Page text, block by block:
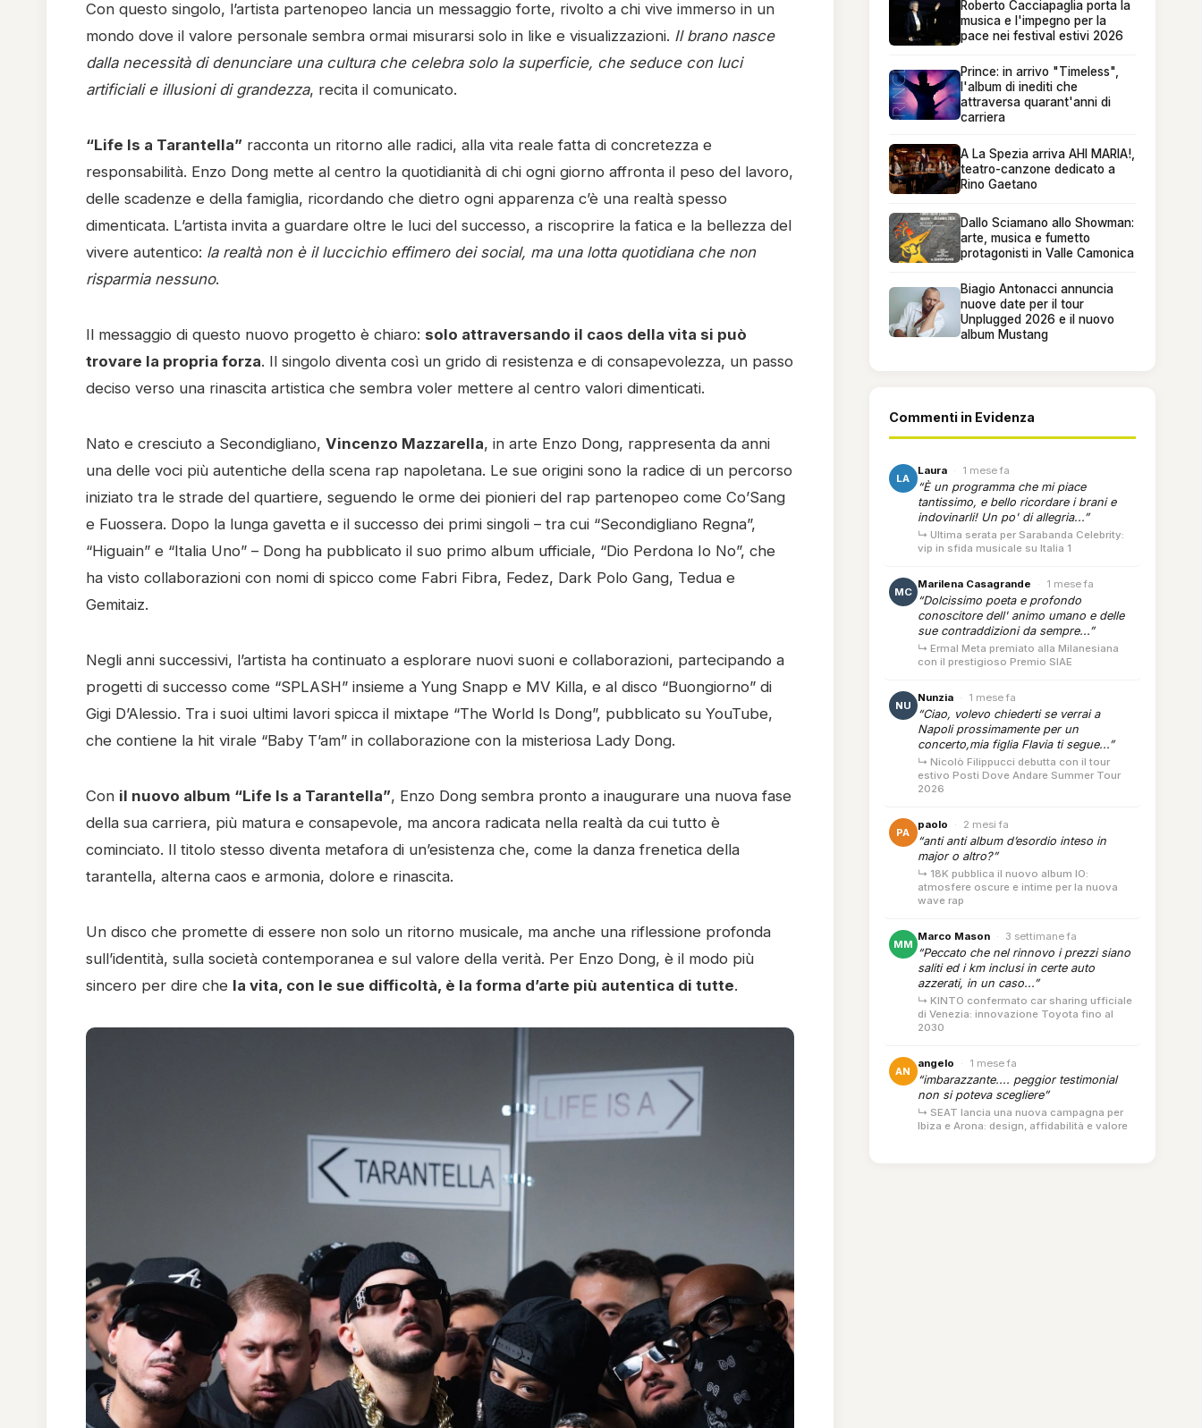
Con questo singolo, l’artista partenopeo lancia un messaggio forte, rivolto a chi vive immerso in un
mondo dove il valore personale sembra ormai misurarsi solo in like e visualizzazioni. Il brano nasce
dalla necessità di denunciare una cultura che celebra solo la superficie, che seduce con luci
artificiali e illusioni di grandezza, recita il comunicato.
“Life Is a Tarantella” racconta un ritorno alle radici, alla vita reale fatta di concretezza e
responsabilità. Enzo Dong mette al centro la quotidianità di chi ogni giorno affronta il peso del lavoro,
delle scadenze e della famiglia, ricordando che dietro ogni apparenza c’è una realtà spesso
dimenticata. L’artista invita a guardare oltre le luci del successo, a riscoprire la fatica e la bellezza del
vivere autentico: la realtà non è il luccichio effimero dei social, ma una lotta quotidiana che non
risparmia nessuno.
Il messaggio di questo nuovo progetto è chiaro: solo attraversando il caos della vita si può
trovare la propria forza. Il singolo diventa così un grido di resistenza e di consapevolezza, un passo
deciso verso una rinascita artistica che sembra voler mettere al centro valori dimenticati.
Nato e cresciuto a Secondigliano, Vincenzo Mazzarella, in arte Enzo Dong, rappresenta da anni
una delle voci più autentiche della scena rap napoletana. Le sue origini sono la radice di un percorso
iniziato tra le strade del quartiere, seguendo le orme dei pionieri del rap partenopeo come Co’Sang
e Fuossera. Dopo la lunga gavetta e il successo dei primi singoli – tra cui “Secondigliano Regna”,
“Higuain” e “Italia Uno” – Dong ha pubblicato il suo primo album ufficiale, “Dio Perdona Io No”, che
ha visto collaborazioni con nomi di spicco come Fabri Fibra, Fedez, Dark Polo Gang, Tedua e
Gemitaiz.
Negli anni successivi, l’artista ha continuato a esplorare nuovi suoni e collaborazioni, partecipando a
progetti di successo come “SPLASH” insieme a Yung Snapp e MV Killa, e al disco “Buongiorno” di
Gigi D’Alessio. Tra i suoi ultimi lavori spicca il mixtape “The World Is Dong”, pubblicato su YouTube,
che contiene la hit virale “Baby T’am” in collaborazione con la misteriosa Lady Dong.
Con il nuovo album “Life Is a Tarantella”, Enzo Dong sembra pronto a inaugurare una nuova fase
della sua carriera, più matura e consapevole, ma ancora radicata nella realtà da cui tutto è
cominciato. Il titolo stesso diventa metafora di un’esistenza che, come la danza frenetica della
tarantella, alterna caos e armonia, dolore e rinascita.
Un disco che promette di essere non solo un ritorno musicale, ma anche una riflessione profonda
sull’identità, sulla società contemporanea e sul valore della verità. Per Enzo Dong, è il modo più
sincero per dire che la vita, con le sue difficoltà, è la forma d’arte più autentica di tutte.
Roberto Cacciapaglia porta la
musica e l'impegno per la
pace nei festival estivi 2026
Prince: in arrivo "Timeless",
l'album di inediti che
attraversa quarant'anni di
carriera
A La Spezia arriva AHI MARIA!,
teatro-canzone dedicato a
Rino Gaetano
Dallo Sciamano allo Showman:
arte, musica e fumetto
protagonisti in Valle Camonica
Biagio Antonacci annuncia
nuove date per il tour
Unplugged 2026 e il nuovo
album Mustang
Commenti in Evidenza
LA
Laura · 1 mese fa
“È un programma che mi piace
tantissimo, e bello ricordare i brani e
indovinarli! Un po' di allegria...”
↳ Ultima serata per Sarabanda Celebrity:
vip in sfida musicale su Italia 1
MC
Marilena Casagrande · 1 mese fa
“Dolcissimo poeta e profondo
conoscitore dell' animo umano e delle
sue contraddizioni da sempre...”
↳ Ermal Meta premiato alla Milanesiana
con il prestigioso Premio SIAE
NU
Nunzia · 1 mese fa
“Ciao, volevo chiederti se verrai a
Napoli prossimamente per un
concerto,mia figlia Flavia ti segue...”
↳ Nicolò Filippucci debutta con il tour
estivo Posti Dove Andare Summer Tour
2026
PA
paolo · 2 mesi fa
“anti anti album d’esordio inteso in
major o altro?”
↳ 18K pubblica il nuovo album IO:
atmosfere oscure e intime per la nuova
wave rap
MM
Marco Mason · 3 settimane fa
“Peccato che nel rinnovo i prezzi siano
saliti ed i km inclusi in certe auto
azzerati, in un caso...”
↳ KINTO confermato car sharing ufficiale
di Venezia: innovazione Toyota fino al
2030
AN
angelo · 1 mese fa
“imbarazzante.... peggior testimonial
non si poteva scegliere”
↳ SEAT lancia una nuova campagna per
Ibiza e Arona: design, affidabilità e valore